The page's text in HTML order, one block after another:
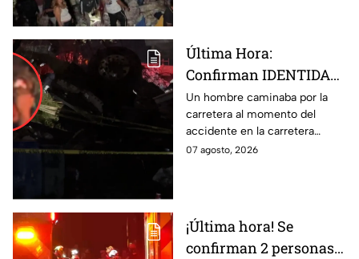
Última Hora:
Confirman IDENTIDAD
de uno de los
lesionados tras fatal
accid3nte en Irapuato
Un hombre caminaba por la
carretera al momento del
accidente en la carretera
Irapuato-Abasolo en el Trébol.
07 agosto, 2026
¡Última hora! Se
confirman 2 personas